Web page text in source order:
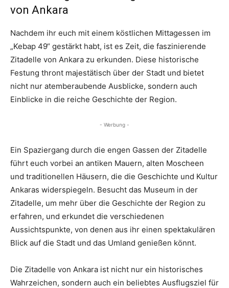
von Ankara
Nachdem ihr euch mit einem köstlichen Mittagessen im
„Kebap 49“ gestärkt habt, ist es Zeit, die faszinierende
Zitadelle von Ankara zu erkunden. Diese historische
Festung thront majestätisch über der Stadt und bietet
nicht nur atemberaubende Ausblicke, sondern auch
Einblicke in die reiche Geschichte der Region.
- Werbung -
Ein Spaziergang durch die engen Gassen der Zitadelle
führt euch vorbei an antiken Mauern, alten Moscheen
und traditionellen Häusern, die die Geschichte und Kultur
Ankaras widerspiegeln. Besucht das Museum in der
Zitadelle, um mehr über die Geschichte der Region zu
erfahren, und erkundet die verschiedenen
Aussichtspunkte, von denen aus ihr einen spektakulären
Blick auf die Stadt und das Umland genießen könnt.
Die Zitadelle von Ankara ist nicht nur ein historisches
Wahrzeichen, sondern auch ein beliebtes Ausflugsziel für